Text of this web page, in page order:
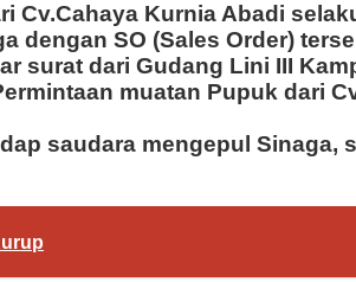
Kurnia Abadi
SO (Sales Order)
surat dari Gudang Lini III
muatan Pupuk dari
saudara mengepul Sinaga,